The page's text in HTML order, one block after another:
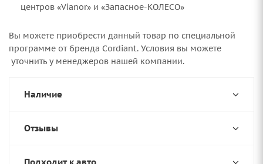
центров «Vianor» и «Запасное-КОЛЕСО»
Вы можете приобрести данный товар по специальной
программе от бренда Cordiant. Условия вы можете
уточнить у менеджеров нашей компании.
Наличие
Отзывы